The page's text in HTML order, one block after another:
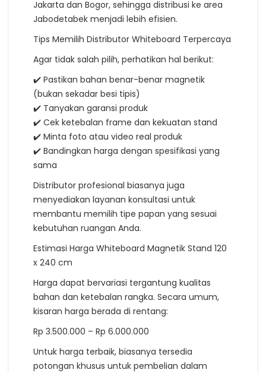
Jakarta dan Bogor, sehingga distribusi ke area
Jabodetabek menjadi lebih efisien.
Tips Memilih Distributor Whiteboard Terpercaya
Agar tidak salah pilih, perhatikan hal berikut:
✔️ Pastikan bahan benar-benar magnetik
(bukan sekadar besi tipis)
✔️ Tanyakan garansi produk
✔️ Cek ketebalan frame dan kekuatan stand
✔️ Minta foto atau video real produk
✔️ Bandingkan harga dengan spesifikasi yang
sama
Distributor profesional biasanya juga
menyediakan layanan konsultasi untuk
membantu memilih tipe papan yang sesuai
kebutuhan ruangan Anda.
Estimasi Harga Whiteboard Magnetik Stand 120
x 240 cm
Harga dapat bervariasi tergantung kualitas
bahan dan ketebalan rangka. Secara umum,
kisaran harga berada di rentang:
Rp 3.500.000 – Rp 6.000.000
Untuk harga terbaik, biasanya tersedia
potongan khusus untuk pembelian dalam